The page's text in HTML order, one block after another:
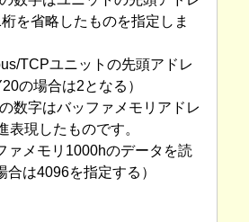
を省略したものを指定しま
TCPユニットの先頭アドレ
の場合は2となる）
の数字はバッファメモリアドレ
表現したものです。
ァメモリ1000hのデータを読
合は4096を指定する）